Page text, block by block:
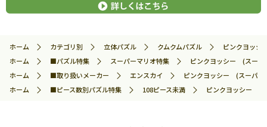
ホーム カテゴリ別 立体パズル クムクムパズル
ピンクヨッ
ホーム
■パズル特集 スーパーマリオ特集
ピンクヨッシー (スー
ホーム
■取り扱いメーカー エンスカイ
ピンクヨッシー (スーパ
ホーム
■ピース数別パズル特集 108ピース未満 ピンクヨッシー (